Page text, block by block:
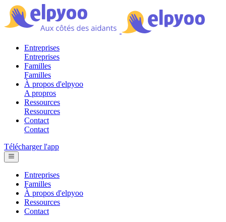
Entreprises
Entreprises
Familles
Familles
À propos d'elpyoo
A propros
Ressources
Ressources
Contact
Contact
Télécharger l'app
Entreprises
Familles
À propos d'elpyoo
Ressources
Contact